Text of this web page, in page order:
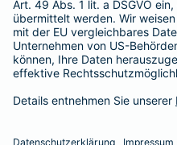
Impressum
Barmenia Versicherung - Jawad
Günter-Püstow-Str. 24
Tel. 040 23813211